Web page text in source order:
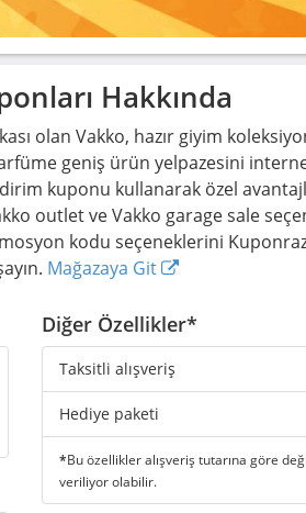
Hakkında
olan Vakko, hazır giyim
geniş ürün yelpazesini
kuponu kullanarak özel
outlet ve Vakko garage sale
kodu seçeneklerini
Mağazaya Git
Diğer Özellikler*
Taksitli alışveriş
Hediye paketi
*Bu özellikler alışveriş tutarına göre
veriliyor olabilir.